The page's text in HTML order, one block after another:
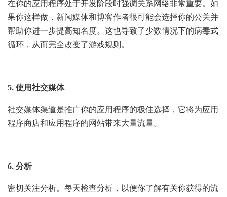
在你的应用程序处于开发阶段时强调关系网络非常重要。如
果你这样做，新闻媒体和博客作者很可能会选择你的公关并
帮助你进一步提高知名度。这也导致了少数情况下的病毒式
循环，从而完全改变了游戏规则。
5. 使用社交媒体
社交媒体渠道是推广你的应用程序的极佳选择，它将为应用
程序商店和应用程序的网站带来大量流量。
6. 分析
密切关注分析。每天检查分析，以便你了解有关你获得的流